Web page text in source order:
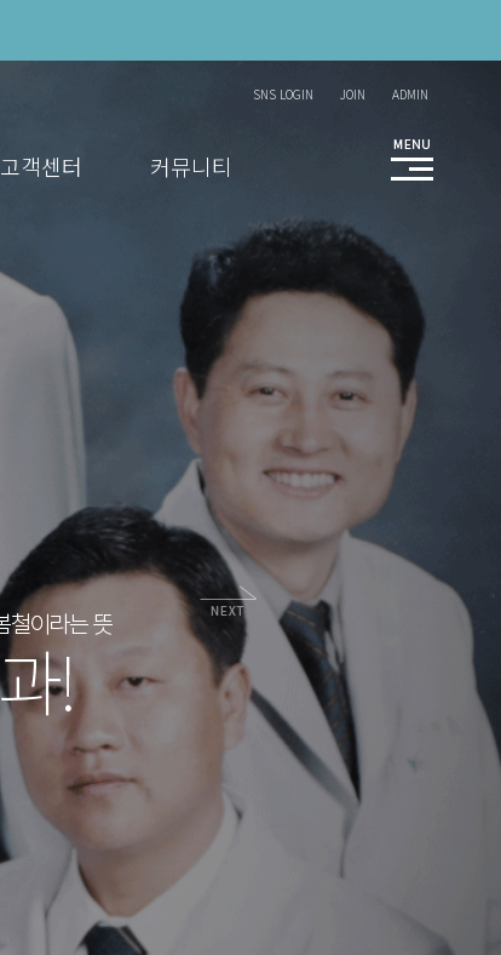
SNS LOGIN JOIN ADMIN
고객센터 커뮤니티